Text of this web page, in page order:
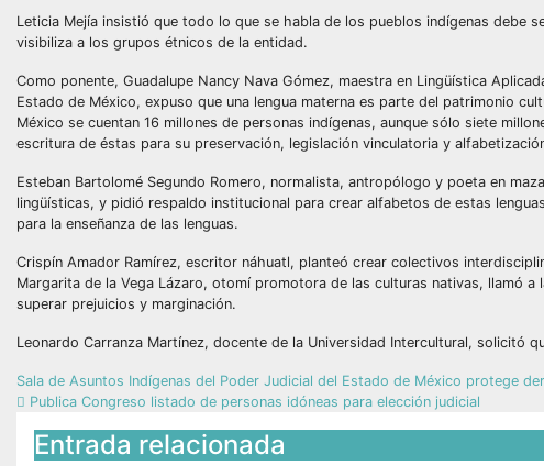
Leticia Mejía insistió que todo lo que se habla de los pueblos indígenas debe
visibiliza a los grupos étnicos de la entidad.
Como ponente, Guadalupe Nancy Nava Gómez, maestra en Lingüística
Estado de México, expuso que una lengua materna es parte del patrimonio
México se cuentan 16 millones de personas indígenas, aunque sólo siete
escritura de éstas para su preservación, legislación vinculatoria y
Esteban Bartolomé Segundo Romero, normalista, antropólogo y poeta en
lingüísticas, y pidió respaldo institucional para crear alfabetos de estas
para la enseñanza de las lenguas.
Crispín Amador Ramírez, escritor náhuatl, planteó crear colectivos
Margarita de la Vega Lázaro, otomí promotora de las culturas nativas, llamó
superar prejuicios y marginación.
Leonardo Carranza Martínez, docente de la Universidad Intercultural, solicitó
Sala de Asuntos Indígenas del Poder Judicial del Estado de México protege
Publica Congreso listado de personas idóneas para elección judicial
Entrada relacionada